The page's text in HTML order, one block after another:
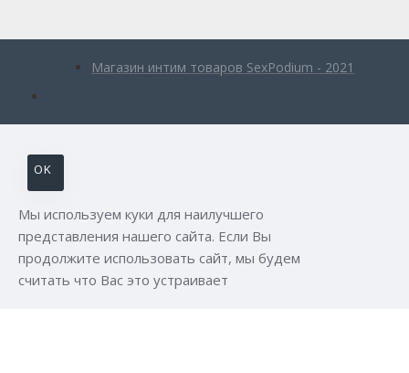
Магазин интим товаров SexPodium - 2021
OK
Мы используем куки для наилучшего
представления нашего сайта. Если Вы
продолжите использовать сайт, мы будем
считать что Вас это устраивает